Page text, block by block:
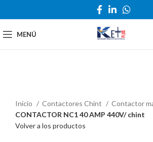
MENÚ
Inicio
Contactores Chint
Contactor
CONTACTOR NC1 40 AMP 440V/ chint
Volver a los productos